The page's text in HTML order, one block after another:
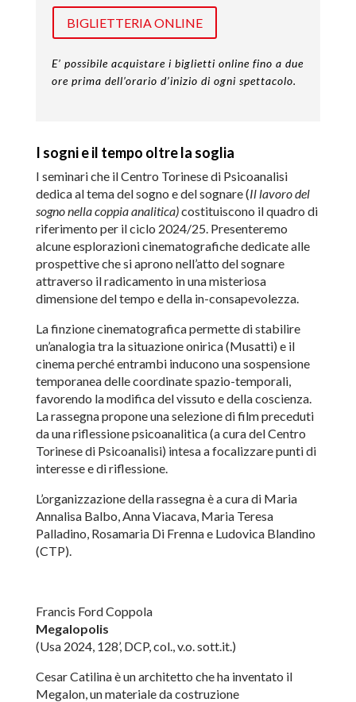
BIGLIETTERIA ONLINE
E’ possibile acquistare i biglietti online fino a due
ore prima dell’orario d’inizio di ogni spettacolo.
I sogni e il tempo oltre la soglia
I seminari che il Centro Torinese di Psicoanalisi
dedica al tema del sogno e del sognare (Il lavoro del
sogno nella coppia analitica)costituiscono il quadro di
riferimento per il ciclo 2024/25. Presenteremo
alcune esplorazioni cinematografiche dedicate alle
prospettive che si aprono nell’atto del sognare
attraverso il radicamento in una misteriosa
dimensione del tempo e della in-consapevolezza.
La finzione cinematografica permette di stabilire
un’analogia tra la situazione onirica (Musatti) e il
cinema perché entrambi inducono una sospensione
temporanea delle coordinate spazio-temporali,
favorendo la modifica del vissuto e della coscienza.
La rassegna propone una selezione di film preceduti
da una riflessione psicoanalitica (a cura del Centro
Torinese di Psicoanalisi) intesa a focalizzare punti di
interesse e di riflessione.
L’organizzazione della rassegna è a cura di Maria
Annalisa Balbo, Anna Viacava, Maria Teresa
Palladino, Rosamaria Di Frenna e Ludovica Blandino
(CTP).
Francis Ford Coppola
Megalopolis
(Usa 2024, 128’, DCP, col., v.o. sott.it.)
Cesar Catilina è un architetto che ha inventato il
Megalon, un materiale da costruzione